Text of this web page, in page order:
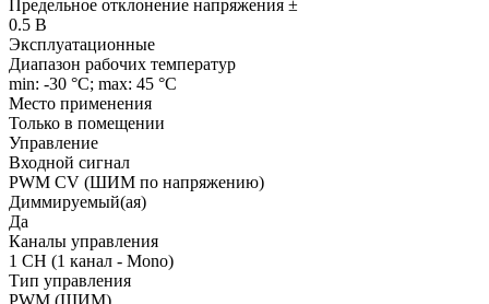
Предельное отклонение напряжения ±
0.5 В
Эксплуатационные
Диапазон рабочих температур
min: -30 °C; max: 45 °C
Место применения
Только в помещении
Управление
Входной сигнал
PWM СV (ШИМ по напряжению)
Диммируемый(ая)
Да
Каналы управления
1 CH (1 канал - Mono)
Тип управления
PWM (ШИМ)